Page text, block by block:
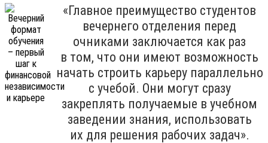
«Главное преимущество студентов
вечернего отделения перед
очниками заключается как раз
в том, что они имеют возможность
начать строить карьеру параллельно
с учебой. Они могут сразу
закреплять получаемые в учебном
заведении знания, использовать
их для решения рабочих задач».